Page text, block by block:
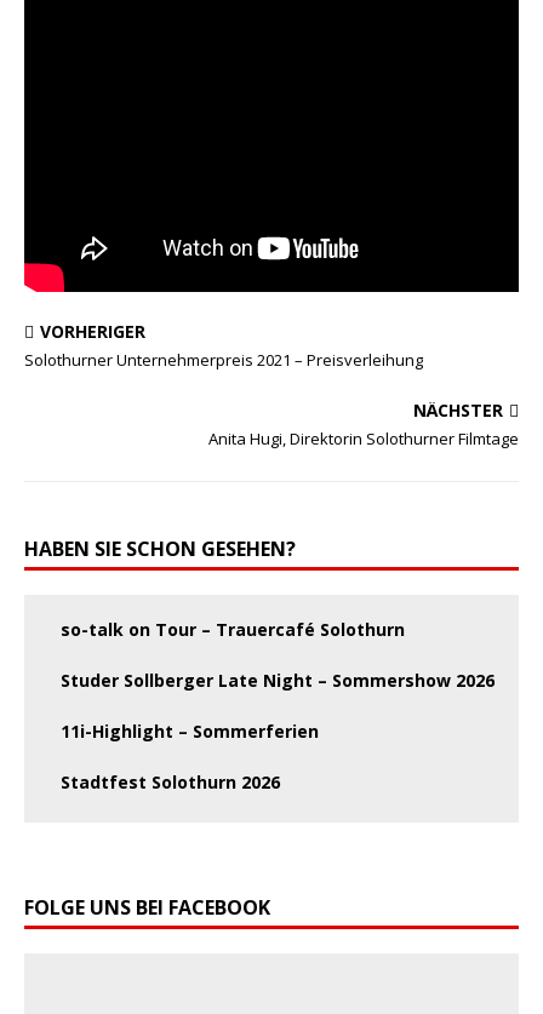
VORHERIGER
Solothurner Unternehmerpreis 2021 – Preisverleihung
NÄCHSTER
Anita Hugi, Direktorin Solothurner Filmtage
HABEN SIE SCHON GESEHEN?
so-talk on Tour – Trauercafé Solothurn
Studer Sollberger Late Night – Sommershow 2026
11i-Highlight – Sommerferien
Stadtfest Solothurn 2026
FOLGE UNS BEI FACEBOOK